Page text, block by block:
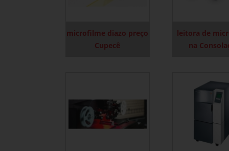
microfilme diazo preço
Cupecê
leitora de
na